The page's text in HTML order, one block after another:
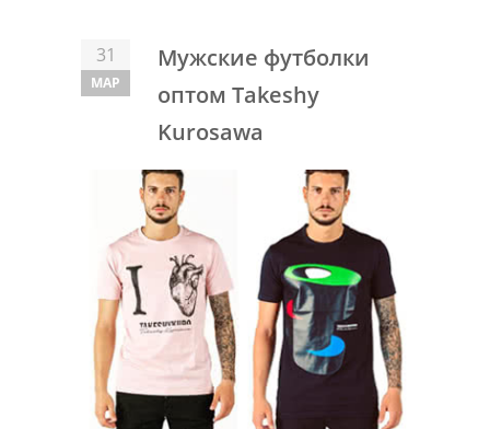
31
МАР
Мужские футболки
оптом Takeshy
Kurosawa